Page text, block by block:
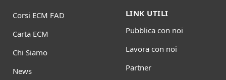
Corsi ECM FAD
Carta ECM
Chi Siamo
News
LINK UTILI
Pubblica con noi
Lavora con noi
Partner